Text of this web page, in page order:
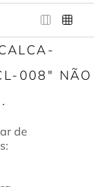
008